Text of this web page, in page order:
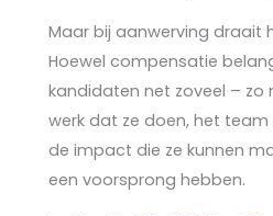
Maar bij aanwerving draait
Hoewel compensatie
kandidaten net zoveel –
werk dat ze doen, het
de impact die ze kunnen
een voorsprong hebben.